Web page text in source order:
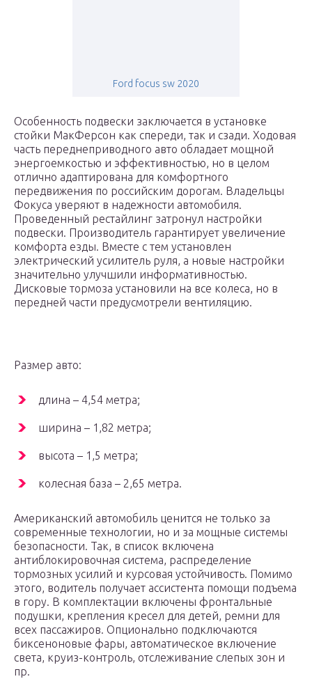
Ford focus sw 2020
Особенность подвески заключается в установке
стойки МакФерсон как спереди, так и сзади. Ходовая
часть переднеприводного авто обладает мощной
энергоемкостью и эффективностью, но в целом
отлично адаптирована для комфортного
передвижения по российским дорогам. Владельцы
Фокуса уверяют в надежности автомобиля.
Проведенный рестайлинг затронул настройки
подвески. Производитель гарантирует увеличение
комфорта езды. Вместе с тем установлен
электрический усилитель руля, а новые настройки
значительно улучшили информативностью.
Дисковые тормоза установили на все колеса, но в
передней части предусмотрели вентиляцию.
Размер авто:
длина – 4,54 метра;
ширина – 1,82 метра;
высота – 1,5 метра;
колесная база – 2,65 метра.
Американский автомобиль ценится не только за
современные технологии, но и за мощные системы
безопасности. Так, в список включена
антиблокировочная система, распределение
тормозных усилий и курсовая устойчивость. Помимо
этого, водитель получает ассистента помощи подъема
в гору. В комплектации включены фронтальные
подушки, крепления кресел для детей, ремни для
всех пассажиров. Опционально подключаются
биксеноновые фары, автоматическое включение
света, круиз-контроль, отслеживание слепых зон и
пр.